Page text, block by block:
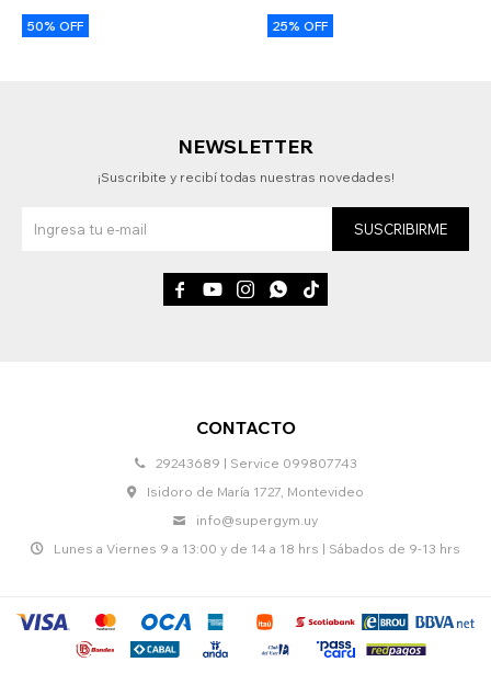
50% OFF 25% OFF
CONTACTO
29243689 | Service 099807743
Isidoro de María 1727, Montevideo
info@supergym.uy
Lunes a Viernes 9 a 13:00 y de 14 a 18 hrs | Sábados de 9-13 hrs
NEWSLETTER
¡Suscribite y recibí todas nuestras novedades!
SUSCRIBIRME
    